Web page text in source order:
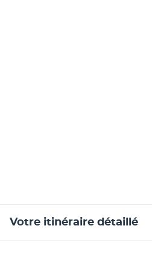
Votre itinéraire détaillé